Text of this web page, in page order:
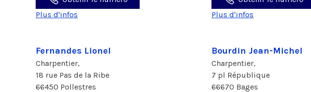
Plus d'infos
Plus d'infos
Fernandes Lionel
Charpentier,
18 rue Pas de la Ribe
66450 Pollestres
Bourdin Jean-Michel
Charpentier,
7 pl République
66670 Bages